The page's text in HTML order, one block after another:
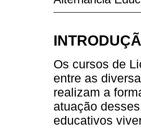
Os cursos de
entre as
realizam a
atuação
educativos